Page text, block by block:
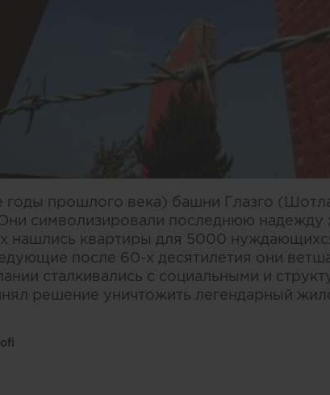
годы прошлого века) башни Глазго
символизировали последнюю надежду
нашлись квартиры для 5000
после 60-х десятилетия они
сталкивались с социальными и
решение уничтожить легендарный